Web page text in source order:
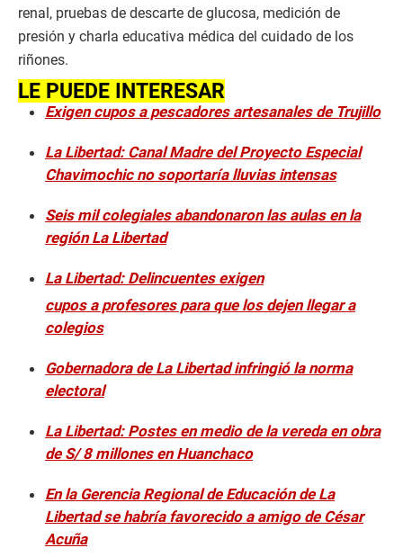
renal, pruebas de descarte de glucosa, medición de
presión y charla educativa médica del cuidado de los
riñones.
LE PUEDE INTERESAR
Exigen cupos a pescadores artesanales de Trujillo
La Libertad: Canal Madre del Proyecto Especial
Chavimochic no soportaría lluvias intensas
Seis mil colegiales abandonaron las aulas en la
región La Libertad
La Libertad: Delincuentes exigen
cupos a profesores para que los dejen llegar a
colegios
Gobernadora de La Libertad infringió la norma
electoral
La Libertad: Postes en medio de la vereda en obra
de S/ 8 millones en Huanchaco
En la Gerencia Regional de Educación de La
Libertad se habría favorecido a amigo de César
Acuña